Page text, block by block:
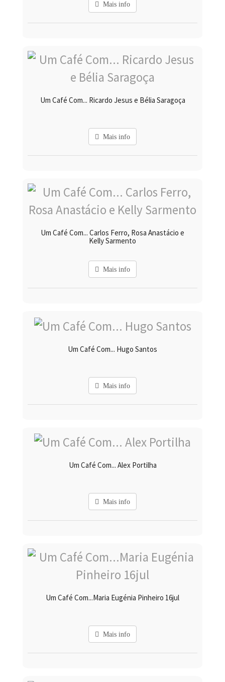
Mais info
Um Café Com... Ricardo Jesus e Bélia Saragoça
Mais info
Um Café Com... Carlos Ferro, Rosa Anastácio e
Kelly Sarmento
Mais info
Um Café Com... Hugo Santos
Mais info
Um Café Com... Alex Portilha
Mais info
Um Café Com...Maria Eugénia Pinheiro 16jul
Mais info